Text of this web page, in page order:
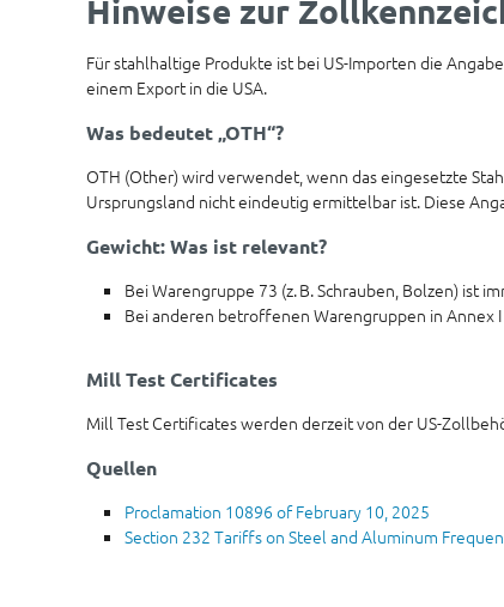
Hinweise zur
Für stahlhaltige Produkte ist bei US-Importen die
einem Export in die USA.
Was bedeutet „OTH“?
OTH (Other) wird verwendet, wenn das eingesetzte
Ursprungsland nicht eindeutig ermittelbar ist. Diese
Gewicht: Was ist relevant?
Bei Warengruppe 73 (z. B. Schrauben, Bolzen) ist
Bei anderen betroffenen Warengruppen in Annex
Mill Test Certificates
Mill Test Certificates werden derzeit von der US-
Quellen
Proclamation 10896 of February 10, 2025
Section 232 Tariffs on Steel and Aluminum